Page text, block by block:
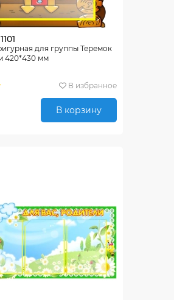
для группы Теремок
420*430 мм
В избранное
В корзину